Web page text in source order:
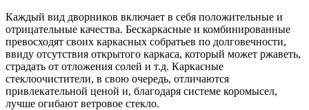
Каждый вид дворников включает в себя положительные и
отрицательные качества. Бескаркасные и комбинированные
превосходят своих каркасных собратьев по долговечности,
ввиду отсутствия открытого каркаса, который может ржаветь,
страдать от отложения солей и т.д. Каркасные
стеклоочистители, в свою очередь, отличаются
привлекательной ценой и, благодаря системе коромысел,
лучше огибают ветровое стекло.